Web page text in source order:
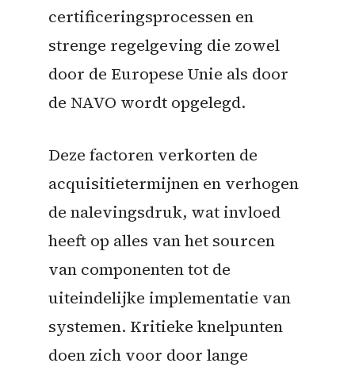
certificeringsprocessen en
strenge regelgeving die zowel
door de Europese Unie als door
de NAVO wordt opgelegd.
Deze factoren verkorten de
acquisitietermijnen en verhogen
de nalevingsdruk, wat invloed
heeft op alles van het sourcen
van componenten tot de
uiteindelijke implementatie van
systemen. Kritieke knelpunten
doen zich voor door lange